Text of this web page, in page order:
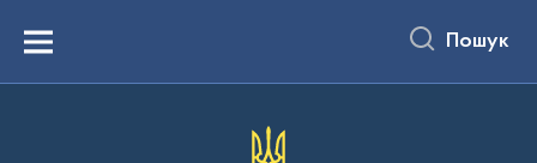
вмістуMenu Пошук